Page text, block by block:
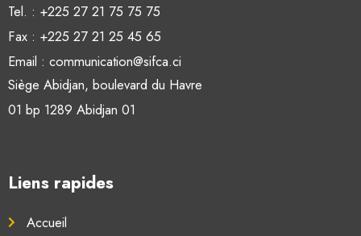
Tel. : +225 27 21 75 75 75
Fax : +225 27 21 25 45 65
Email : communication@sifca.ci
Siège Abidjan, boulevard du Havre
01 bp 1289 Abidjan 01
Liens rapides
Accueil